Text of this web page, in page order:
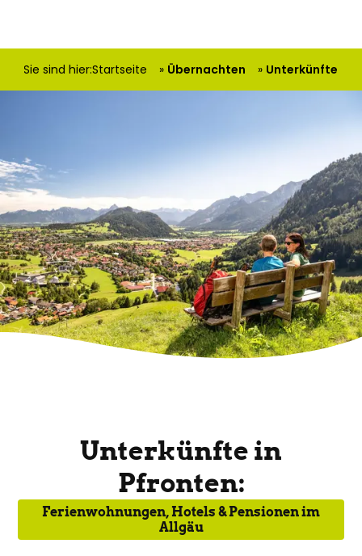
Sie sind hier:Startseite Übernachten Unterkünfte
Unterkünfte in
Pfronten:
Ferienwohnungen, Hotels & Pensionen im
Allgäu